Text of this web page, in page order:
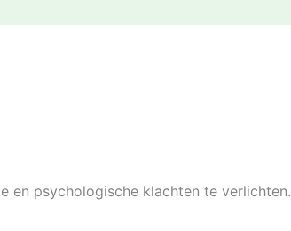
en psychologische klachten te verlichten.